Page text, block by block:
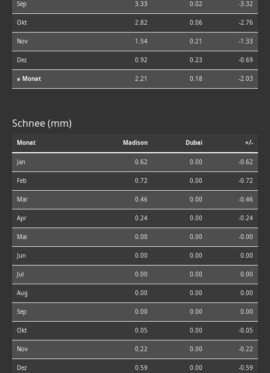
Sep 3.33 0.02 -3.32
Okt 2.82 0.06 -2.76
Nov 1.54 0.21 -1.33
Dez 0.92 0.23 -0.69
⌀ Monat 2.21 0.18 -2.03
Schnee (mm)
Monat Madison Dubai +/-
Jan 0.62 0.00 -0.62
Feb 0.72 0.00 -0.72
Mär 0.46 0.00 -0.46
Apr 0.24 0.00 -0.24
Mai 0.00 0.00 -0.00
Jun 0.00 0.00 0.00
Jul 0.00 0.00 0.00
Aug 0.00 0.00 0.00
Sep 0.00 0.00 0.00
Okt 0.05 0.00 -0.05
Nov 0.22 0.00 -0.22
Dez 0.59 0.00 -0.59